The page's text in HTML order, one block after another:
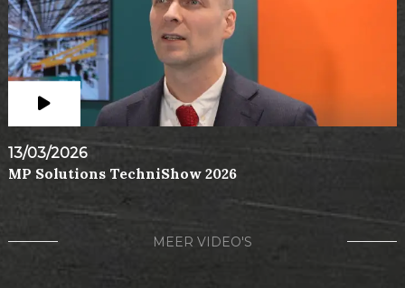
13/03/2026
MP Solutions TechniShow 2026
MEER VIDEO'S